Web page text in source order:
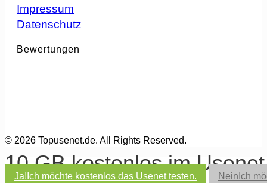
Impressum
Datenschutz
Bewertungen
© 2026 Topusenet.de. All Rights Reserved.
10 GB kostenlos im
Ja! Ich möchte kostenlos das Usenet testen. Nein Ich